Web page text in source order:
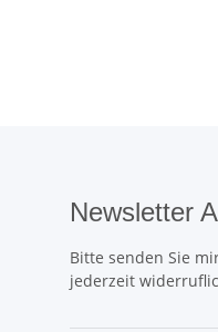
Newsletter
Bitte senden Sie
jederzeit